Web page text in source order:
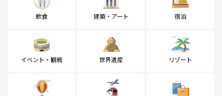
飲食 建築・アート 宿泊
イベント・観戦 世界遺産 リゾート